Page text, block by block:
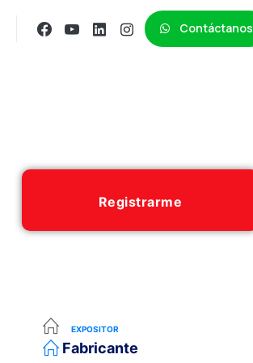
Contáctanos
Registrarme
EXPOSITOR
Fabricante